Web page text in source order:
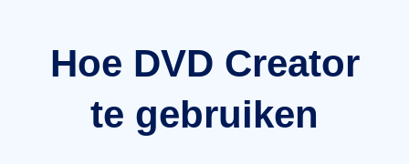
Hoe DVD Creator
te gebruiken